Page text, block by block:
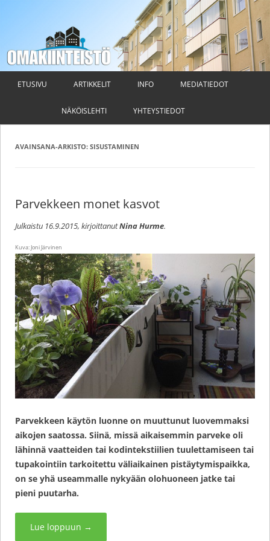
Taloyhtiön hallituksen ja isännöitsijän ammattilehti
Siirry
sisältöön
ETUSIVU ARTIKKELIT INFO MEDIATIEDOT
NÄKÖISLEHTI YHTEYSTIEDOT
AVAINSANA-ARKISTO: SISUSTAMINEN
Parvekkeen monet kasvot
Julkaistu 16.9.2015, kirjoittanutNina Hurme.
Kuva: Joni Järvinen
Parvekkeen käytön luonne on muuttunut luovemmaksi
aikojen saatossa. Siinä, missä aikaisemmin parveke oli
lähinnä vaatteiden tai kodintekstiilien tuulettamiseen tai
tupakointiin tarkoitettu väliaikainen pistäytymispaikka,
on se yhä useammalle nykyään olohuoneen jatke tai
pieni puutarha.
Lue loppuun →